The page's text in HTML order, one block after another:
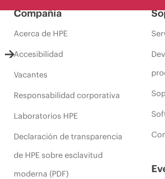
Compañía
Acerca de HPE
Accesibilidad
Vacantes
Responsabilidad corporativa
Laboratorios HPE
Declaración de transparencia
de HPE sobre esclavitud
moderna (PDF)